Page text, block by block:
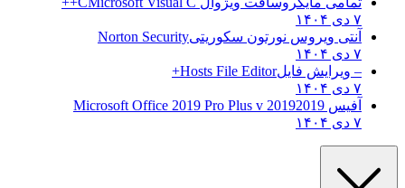
۷ دی ۱۴۰۴
آنتی ویروس نورتون سکوریتیNorton Security
۷ دی ۱۴۰۴
– ویرایش فایلHosts File Editor+
۷ دی ۱۴۰۴
آفیس 2019 2019 Microsoft Office 2019 Pro Plus v
۷ دی ۱۴۰۴